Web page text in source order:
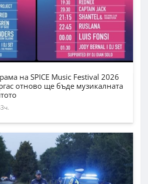
на SPICE Music Festival 2026
отново ще бъде музикалната